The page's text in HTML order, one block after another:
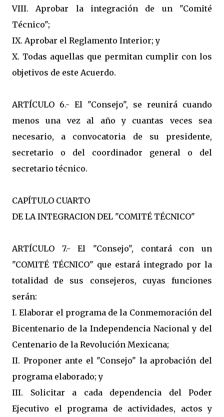
VIII. Aprobar la integración de un "Comité
Técnico";
IX. Aprobar el Reglamento Interior; y
X. Todas aquellas que permitan cumplir con los
objetivos de este Acuerdo.
ARTÍCULO 6.- El "Consejo", se reunirá cuando
menos una vez al año y cuantas veces sea
necesario, a convocatoria de su presidente,
secretario o del coordinador general o del
secretario técnico.
CAPÍTULO CUARTO
DE LA INTEGRACION DEL "COMITÉ TÉCNICO"
ARTÍCULO 7.- El "Consejo", contará con un
"COMITÉ TÉCNICO" que estará integrado por la
totalidad de sus consejeros, cuyas funciones
serán:
I. Elaborar el programa de la Conmemoración del
Bicentenario de la Independencia Nacional y del
Centenario de la Revolución Mexicana;
II. Proponer ante el "Consejo" la aprobación del
programa elaborado; y
III. Solicitar a cada dependencia del Poder
Ejecutivo el programa de actividades, actos y